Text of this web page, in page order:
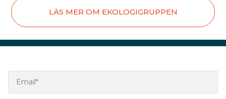
LÄS MER OM EKOLOGIGRUPPEN